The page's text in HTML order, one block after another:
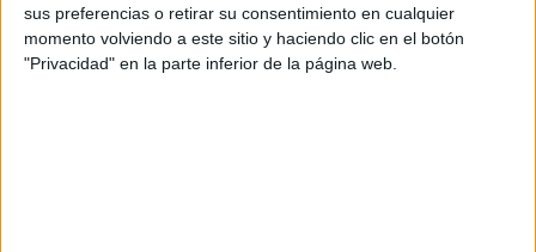
sus preferencias o retirar su consentimiento en cualquier
momento volviendo a este sitio y haciendo clic en el botón
"Privacidad" en la parte inferior de la página web.
POR EVA CEREZO 27/07/2026 1
Herido de bala en el Príncipe, la Policía abre
una investigación